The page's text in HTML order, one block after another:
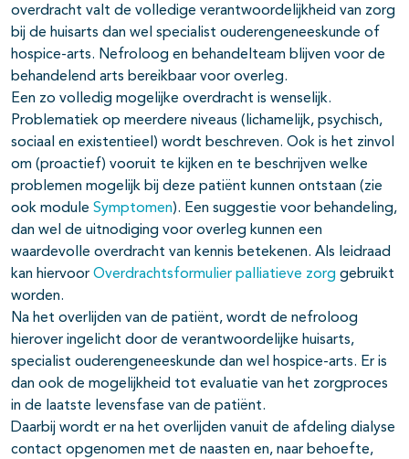
overdracht valt de volledige verantwoordelijkheid van zorg
bij de huisarts dan wel specialist ouderengeneeskunde of
hospice-arts. Nefroloog en behandelteam blijven voor de
behandelend arts bereikbaar voor overleg.
Een zo volledig mogelijke overdracht is wenselijk.
Problematiek op meerdere niveaus (lichamelijk, psychisch,
sociaal en existentieel) wordt beschreven. Ook is het zinvol
om (proactief) vooruit te kijken en te beschrijven welke
problemen mogelijk bij deze patiënt kunnen ontstaan (zie
ook module Symptomen). Een suggestie voor behandeling,
dan wel de uitnodiging voor overleg kunnen een
waardevolle overdracht van kennis betekenen. Als leidraad
kan hiervoor Overdrachtsformulier palliatieve zorg gebruikt
worden.
Na het overlijden van de patiënt, wordt de nefroloog
hierover ingelicht door de verantwoordelijke huisarts,
specialist ouderengeneeskunde dan wel hospice-arts. Er is
dan ook de mogelijkheid tot evaluatie van het zorgproces
in de laatste levensfase van de patiënt.
Daarbij wordt er na het overlijden vanuit de afdeling dialyse
contact opgenomen met de naasten en, naar behoefte,